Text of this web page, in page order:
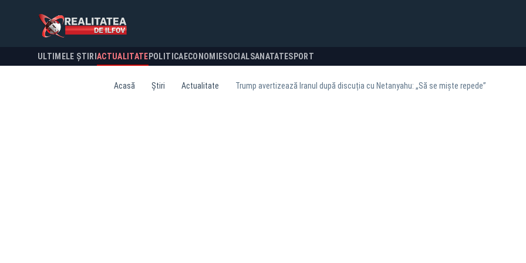
ULTIMELE ȘTIRI ACTUALITATE POLITICA ECONOMIESOCIALSANATATESPORT
Acasă Știri Actualitate Trump avertizează Iranul după discuția cu Netanyahu: „Să se miște repede”